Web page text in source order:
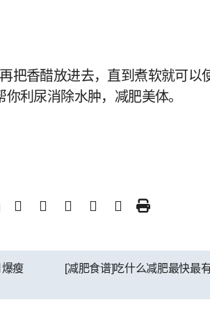
把香醋放进去，直到煮软就可以
利尿消除水肿，减肥美体。
瘦
[减肥食谱]吃什么减肥最快最